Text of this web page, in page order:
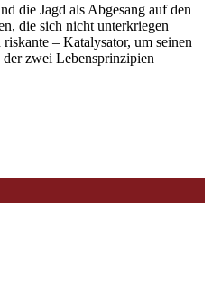
die Jagd als Abgesang auf den
die sich nicht unterkriegen
– Katalysator, um seinen
zwei Lebensprinzipien